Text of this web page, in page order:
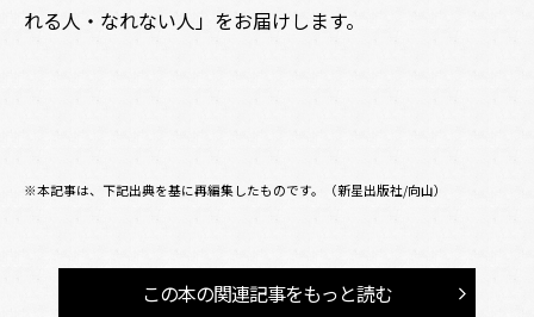
れる人・なれない人」をお届けします。
※本記事は、下記出典を基に再編集したものです。（新星出版社/向山）
この本の関連記事をもっと読む